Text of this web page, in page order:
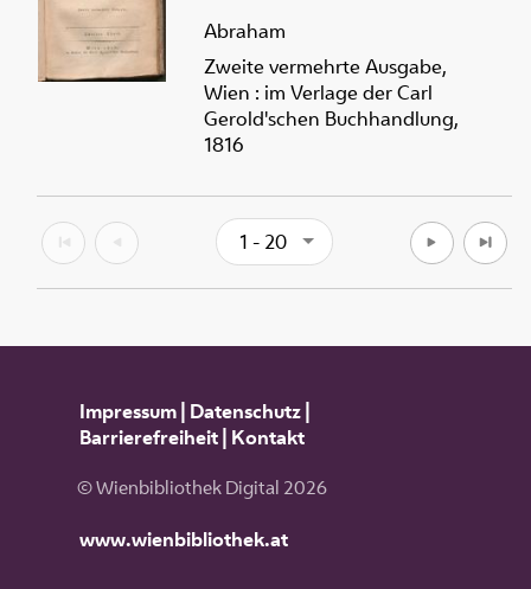
Schnurren und Mährchen
Abraham
Zweite vermehrte Ausgabe,
Wien : im Verlage der Carl
Gerold'schen Buchhandlung,
1816
1 - 20
Impressum| Datenschutz|
Barrierefreiheit| Kontakt
© Wienbibliothek Digital 2026
www.wienbibliothek.at